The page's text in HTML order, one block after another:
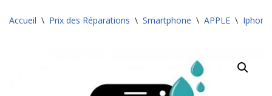
Accueil \ Prix des Réparations \ Smartphone \ APPLE \ Iphone